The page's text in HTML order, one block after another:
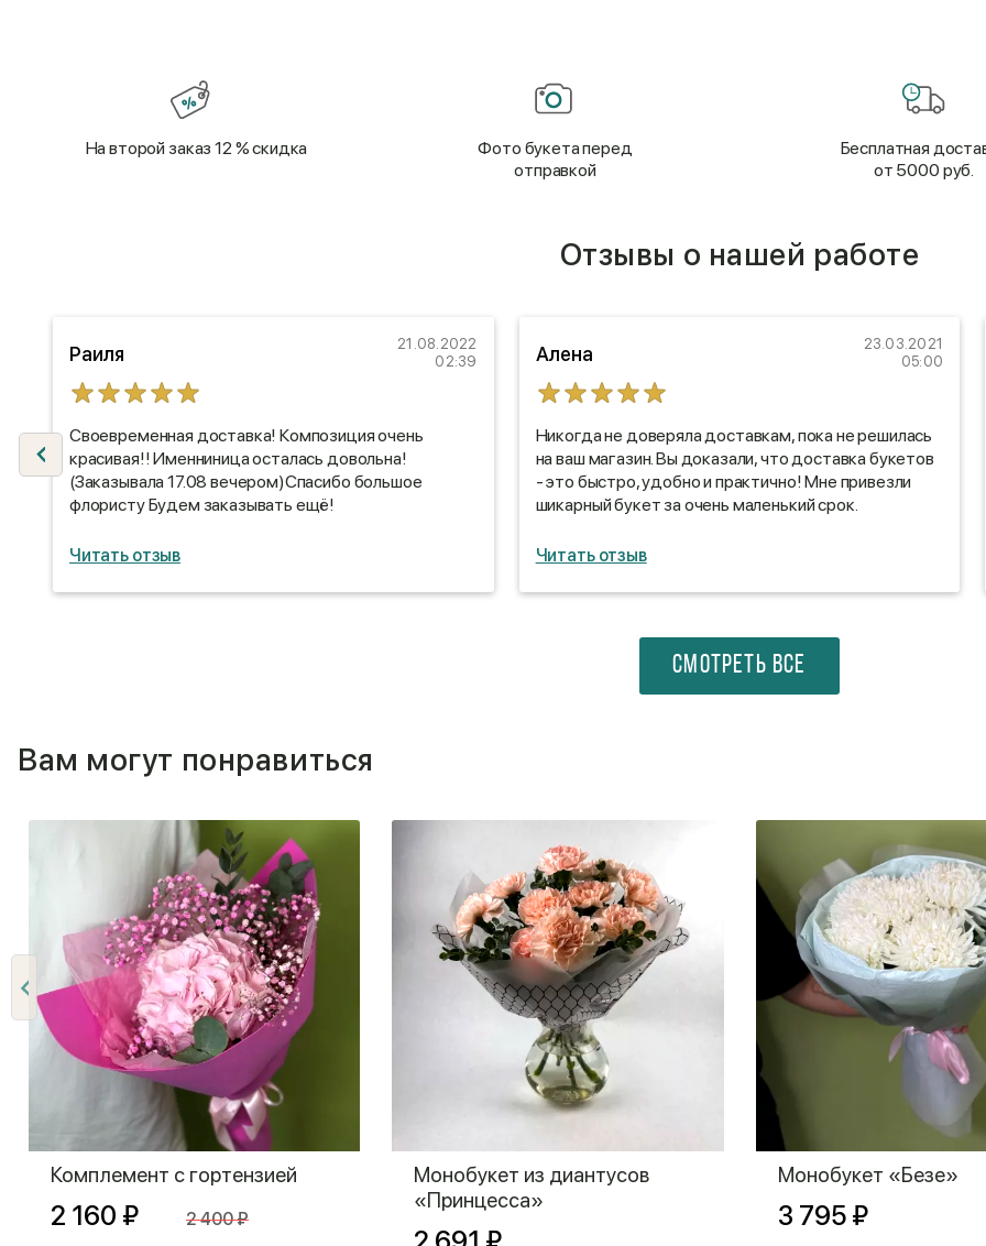
На второй заказ 12 % скидка
Фото букета перед
отправкой
Бесплатная
от 5000 руб.
Отзывы о нашей работе
Раиля
21.08.2022
02:39
Своевременная доставка! Композиция очень
красивая!! Именниница осталась довольна!
(Заказывала 17.08 вечером)Спасибо большое
флористу Будем заказывать ещё!
Читать отзыв
Алена
23.03.2021
05:00
Никогда не доверяла доставкам, пока не решилась
на ваш магазин. Вы доказали, что доставка букетов
- это быстро, удобно и практично! Мне привезли
шикарный букет за очень маленький срок.
Читать отзыв
СМОТРЕТЬ ВСЕ
Вам могут понравиться
Комплемент с гортензией
2 160 ₽ 2 400 ₽
Монобукет из диантусов
«Принцесса»
Монобукет «Безе»
3 795 ₽